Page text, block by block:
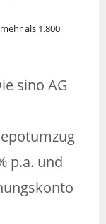
als 1.800
sino AG
p.a. und